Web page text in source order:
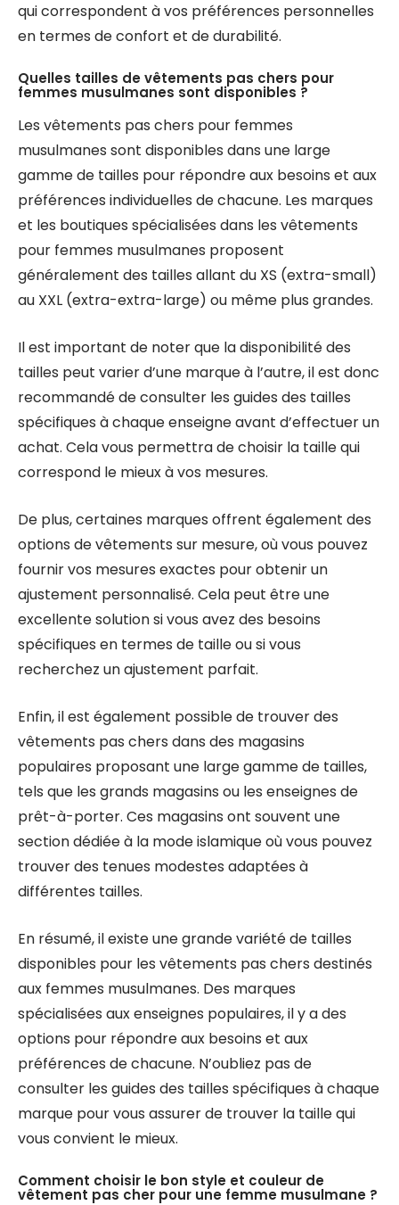
qui correspondent à vos préférences personnelles
en termes de confort et de durabilité.
Quelles tailles de vêtements pas chers pour
femmes musulmanes sont disponibles ?
Les vêtements pas chers pour femmes
musulmanes sont disponibles dans une large
gamme de tailles pour répondre aux besoins et aux
préférences individuelles de chacune. Les marques
et les boutiques spécialisées dans les vêtements
pour femmes musulmanes proposent
généralement des tailles allant du XS (extra-small)
au XXL (extra-extra-large) ou même plus grandes.
Il est important de noter que la disponibilité des
tailles peut varier d’une marque à l’autre, il est donc
recommandé de consulter les guides des tailles
spécifiques à chaque enseigne avant d’effectuer un
achat. Cela vous permettra de choisir la taille qui
correspond le mieux à vos mesures.
De plus, certaines marques offrent également des
options de vêtements sur mesure, où vous pouvez
fournir vos mesures exactes pour obtenir un
ajustement personnalisé. Cela peut être une
excellente solution si vous avez des besoins
spécifiques en termes de taille ou si vous
recherchez un ajustement parfait.
Enfin, il est également possible de trouver des
vêtements pas chers dans des magasins
populaires proposant une large gamme de tailles,
tels que les grands magasins ou les enseignes de
prêt-à-porter. Ces magasins ont souvent une
section dédiée à la mode islamique où vous pouvez
trouver des tenues modestes adaptées à
différentes tailles.
En résumé, il existe une grande variété de tailles
disponibles pour les vêtements pas chers destinés
aux femmes musulmanes. Des marques
spécialisées aux enseignes populaires, il y a des
options pour répondre aux besoins et aux
préférences de chacune. N’oubliez pas de
consulter les guides des tailles spécifiques à chaque
marque pour vous assurer de trouver la taille qui
vous convient le mieux.
Comment choisir le bon style et couleur de
vêtement pas cher pour une femme musulmane ?